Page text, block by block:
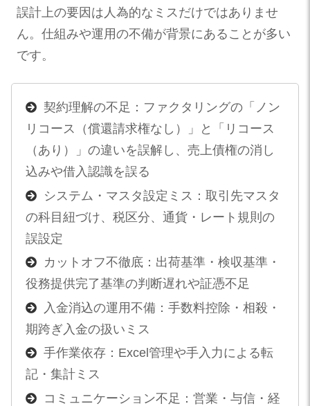
誤計上の要因は人為的なミスだけではありませ
ん。仕組みや運用の不備が背景にあることが多い
です。
契約理解の不足：ファクタリングの「ノン
リコース（償還請求権なし）」と「リコース
（あり）」の違いを誤解し、売上債権の消し
込みや借入認識を誤る
システム・マスタ設定ミス：取引先マスタ
の科目紐づけ、税区分、通貨・レート規則の
誤設定
カットオフ不徹底：出荷基準・検収基準・
役務提供完了基準の判断遅れや証憑不足
入金消込の運用不備：手数料控除・相殺・
期跨ぎ入金の扱いミス
手作業依存：Excel管理や手入力による転
記・集計ミス
コミュニケーション不足：営業・与信・経